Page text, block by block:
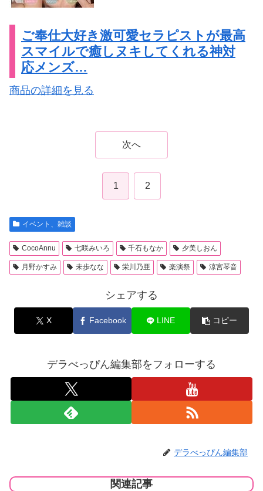
ご奉仕大好き激可愛セラピストが最高
スマイルで癒しヌキしてくれる神対
応メンズ…
商品の詳細を見る
次へ
1 2
イベント、雑談
CocoAnnu 七咲みいろ 千石もなか 夕美しおん
月野かすみ 未歩なな 栄川乃亜 楽演祭 涼宮琴音
シェアする
X Facebook LINE コピー
デラべっぴん編集部をフォローする
デラべっぴん編集部
関連記事